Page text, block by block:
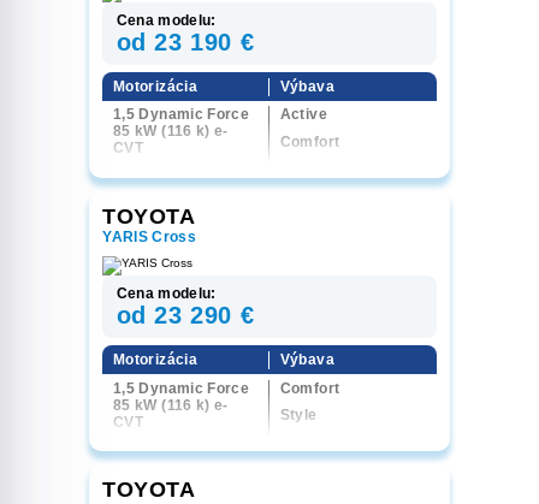
Cena modelu:
od 23 190 €
Motorizácia
1,5 Dynamic Force
85 kW (116 k) e-
CVT
1,5 Dynamic Force
96 kW (130 k) e-
CVT
1,5 Dynamic Force
96 kW (130 k) 4x4
e-CVT
Výbava
Active
Comfort
TOYOTA
YARIS Cross
Cena modelu:
od 23 290 €
Motorizácia
1,5 Dynamic Force
85 kW (116 k) e-
CVT
1,5 Dynamic Force
96 kW (130 k) e-
CVT
Výbava
Comfort
Style
TOYOTA